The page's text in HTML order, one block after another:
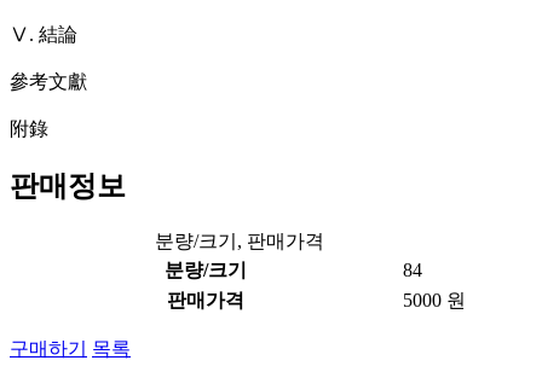
Ⅴ. 結論
參考文獻
附錄
판매정보
분량/크기, 판매가격
분량/크기
84
판매가격
5000 원
구매하기 목록